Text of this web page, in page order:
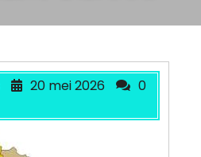
20 mei 2026
0